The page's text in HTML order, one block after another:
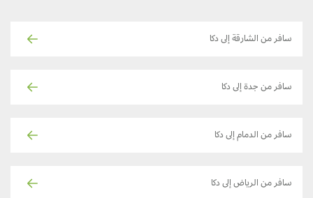
سافر من الشارقة إلى دكا
سافر من جدة إلى دكا
سافر من الدمام إلى دكا
سافر من الرياض إلى دكا